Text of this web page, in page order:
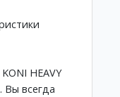
HEAVY
Вы всегда